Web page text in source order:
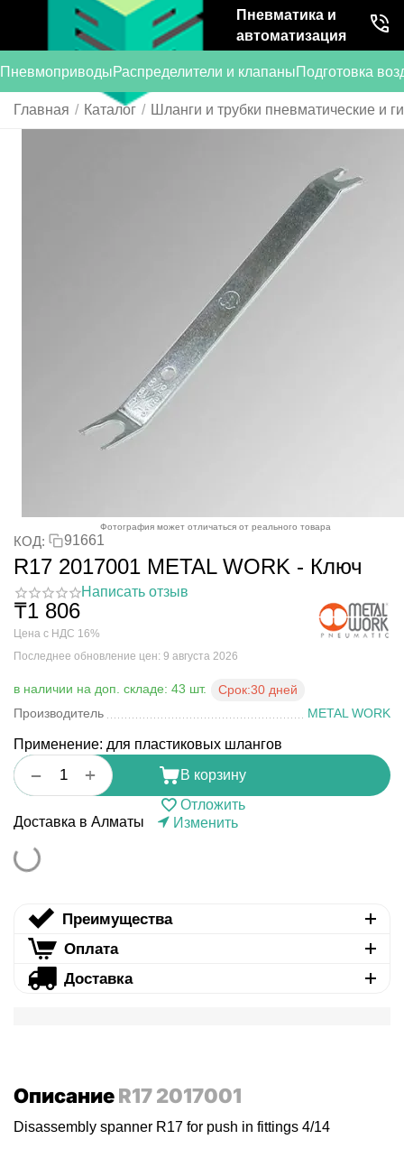
Пневматика и
автоматизация
ПневмоприводыРаспределители и клапаныПодготовка
Главная / Каталог / Шланги и трубки пневматические и
Фотография может отличаться от реального товара
КОД: 91661
R17 2017001 METAL WORK - Ключ
Написать отзыв
₸1 806
Цена с НДС 16%
Последнее обновление цен: 9 августа 2026
в наличии на доп. складе: 43 шт. Срок:30 дней
Производитель
METAL WORK
Применение: для пластиковых шлангов
+
−
В корзину
Отложить
Доставка в Алматы
Изменить
Преимущества
Оплата
Доставка
ОписаниеR17 2017001
Disassembly spanner R17 for push in fittings 4/14